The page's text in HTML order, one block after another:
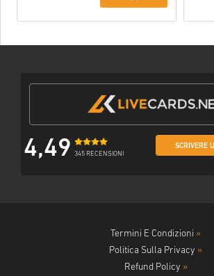
4,49 345 RECENSIONI
SCRIVERE
Termini E Condizioni »
Politica Sulla Privacy »
Refund Policy »